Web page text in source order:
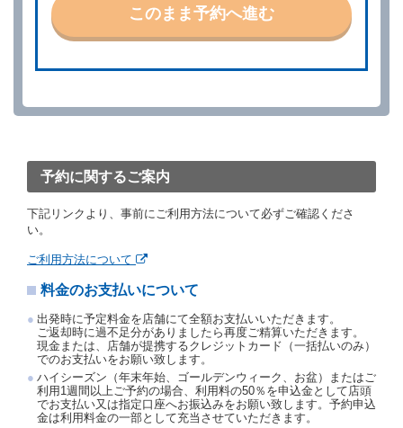
借受人は、別に定める方法により予約を取り消すこと
前２項の場合、借受人は、別に定めるところにより予
約申込金を借受人に返還するものとします。
当社の都合により、予約が取り消されたとき、又は貸
約申込金を返還するものとします。
渡契約が締結されなかったときは、予約は取り消され
たものとします。この場合、当社は受領済の予約申込
金を返還するものとします。
第５条（代替レンタカー）
当社は、借受人から予約のあった車種クラスのレンタ
カーを貸し渡すことができないときは、予約と異なる
車種クラスのレンタカー（以下「代替レンタカー」と
いいます。）の貸渡しを申し入れることができるもの
とします。
このまま予約へ進む
予約に関するご案内
下記リンクより、事前にご利用方法について必ずご確認くださ
い。
ご利用方法について
料金のお支払いについて
出発時に予定料金を店舗にて全額お支払いいただきます。
ご返却時に過不足分がありましたら再度ご精算いただきます。
現金または、店舗が提携するクレジットカード（一括払いのみ）
でのお支払いをお願い致します。
ハイシーズン（年末年始、ゴールデンウィーク、お盆）またはご
利用1週間以上ご予約の場合、利用料の50％を申込金として店頭
でお支払い又は指定口座へお振込みをお願い致します。予約申込
金は利用料金の一部として充当させていただきます。